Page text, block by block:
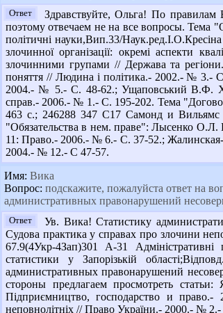
Ответ
Здравствуйте, Ольга! По
поэтому отвечаем не на все вопросы. Тема
політичні науки,Вип.33/
злочинної організації: окремі аспекти
злочинними групами // Держава та
поняття // Людина і політика.- 2002.- № 3.- С.
2004.- № 5.- С. 48-62.; Ущаповський В.Ф.
справ.- 2006.- № 1.- С. 195-202. Тема
463 с.; 246288 347 С17 Самонд и
"Обязательства в нем. праве": Лысенко О.Л.
11: Право.- 2006.- № 6.- С. 37-52.;
2004.- № 12.- С 47-57.
Имя: Вика
Вопрос: подскажите, пожалуйста ответ на
административных правонарушений
Ответ
Ув. Вика! Статистику
Судова практика у справах про злочини
67.9(4Укр-4Зап)301 А-31
статистики у Запорізькій
административных правонарушений
стороны предлагаем просмотреть
Підприємництво, господарство и
неповнолітніх // Право України.- 2000.- №